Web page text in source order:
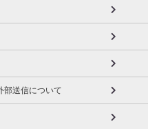
部送信について